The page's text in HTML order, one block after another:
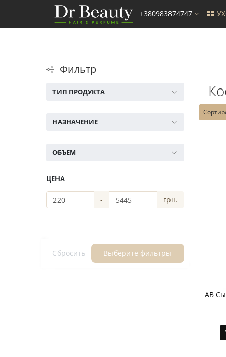
+380983874747
Фильтр
ТИП ПРОДУКТА
НАЗНАЧЕНИЕ
ОБЪЕМ
ЦЕНА
- грн.
Сбросить Выберите фильтры
AB